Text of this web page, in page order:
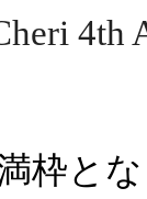
4th
枠と